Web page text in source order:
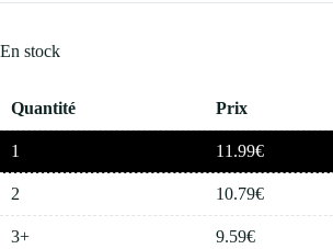
En stock
Quantité Prix
1 11.99€
2 10.79€
3+ 9.59€